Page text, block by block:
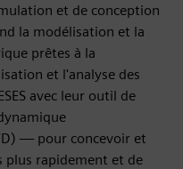
et de conception
la modélisation et la
prêtes à la
et l'analyse des
avec leur outil de
— pour concevoir et
plus rapidement et de